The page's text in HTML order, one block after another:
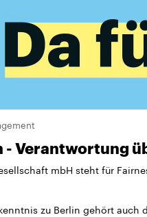
- Verantwortung
mbH steht für
zu Berlin gehört auch